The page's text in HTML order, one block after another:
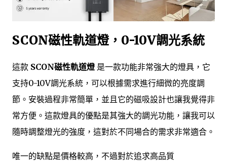
SCON磁性軌道燈，0-10V調光系統
這款 SCON磁性軌道燈是一款功能非常強大的燈具，它
支持0-10V調光系統，可以根據需求進行細微的亮度調
節。安裝過程非常簡單，並且它的磁吸設計也讓我覺得非
常方便。這款燈具的優點是其強大的調光功能，讓我可以
隨時調整燈光的強度，這對於不同場合的需求非常適合。
唯一的缺點是價格較高，不過對於追求高品質